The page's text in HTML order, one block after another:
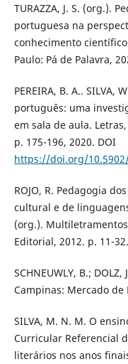
TURAZZA, J. S. (org.).
portuguesa na
conhecimento
Paulo: Pá de Palavra,
PEREIRA, B. A..
português: uma
em sala de aula.
p. 175-196, 2020. DOI
https://doi.org/
ROJO, R. Pedagogia
cultural e de
(org.). Multiletramentos
Editorial, 2012. p. 11-32.
SCHNEUWLY, B.;
Campinas: Mercado de
SILVA, M. N. M. O
Curricular Referencial
literários nos anos